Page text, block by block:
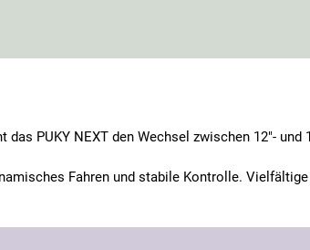
PUKY NEXT den Wechsel zwischen 12"- und
Fahren und stabile Kontrolle.